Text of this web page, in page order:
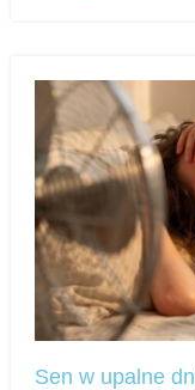
Sen w upalne